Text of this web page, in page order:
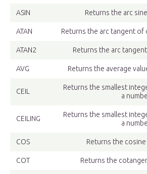
ASIN Returns the arc
ATAN Returns the arc tangent
ATAN2 Returns the arc
AVG Returns the average
CEIL
Returns the smallest
a
CEILING
Returns the smallest
a
COS Returns the
COT Returns the